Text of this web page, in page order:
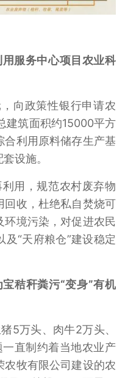
用服务中心项目农业科
向政策性银行申请农
建筑面积约15000平方
利用原料储存生产基
设施。
用，规范农村废弃物
回收，杜绝私自焚烧可
境污染，对促进农民
“天府粮仓”建设稳定
宝秸秆粪污“变身”有机
5万头、肉牛2万头、
直制约着当地农业产
农牧有限公司建设的农